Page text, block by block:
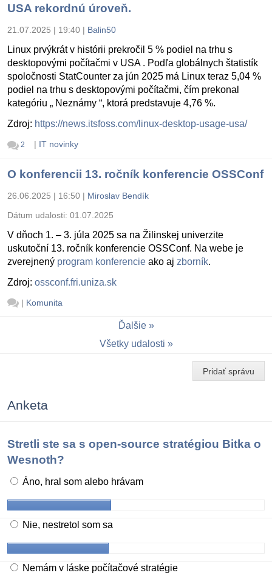
USA rekordnú úroveň.
21.07.2025 | 19:40 | Balin50
Linux prvýkrát v histórii prekročil 5 % podiel na trhu s
desktopovými počítačmi v USA . Podľa globálnych štatistík
spoločnosti StatCounter za jún 2025 má Linux teraz 5,04 %
podiel na trhu s desktopovými počítačmi, čím prekonal
kategóriu „ Neznámy “, ktorá predstavuje 4,76 %.
Zdroj: https://news.itsfoss.com/linux-desktop-usage-usa/
2 | IT novinky
O konferencii 13. ročník konferencie OSSConf
26.06.2025 | 16:50 | Miroslav Bendík
Dátum udalosti: 01.07.2025
V dňoch 1. – 3. júla 2025 sa na Žilinskej univerzite
uskutoční 13. ročník konferencie OSSConf. Na webe je
zverejnený program konferencie ako aj zborník.
Zdroj: ossconf.fri.uniza.sk
| Komunita
Ďalšie
Všetky udalosti
Pridať správu
Anketa
Stretli ste sa s open-source stratégiou Bitka o
Wesnoth?
Áno, hral som alebo hrávam
Nie, nestretol som sa
Nemám v láske počítačové stratégie